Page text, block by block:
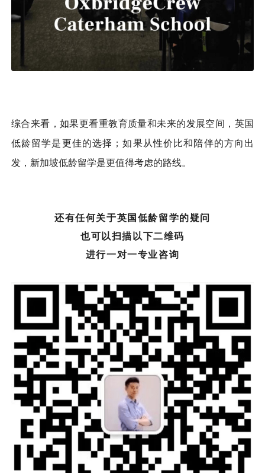
综合来看，如果更看重教育质量和未来的发展空间，英国
低龄留学是更佳的选择；如果从性价比和陪伴的方向出
发，新加坡低龄留学是更值得考虑的路线。
还有任何关于英国低龄留学的疑问
也可以扫描以下二维码
进行一对一专业咨询